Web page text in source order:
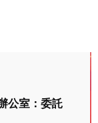
公室：委託